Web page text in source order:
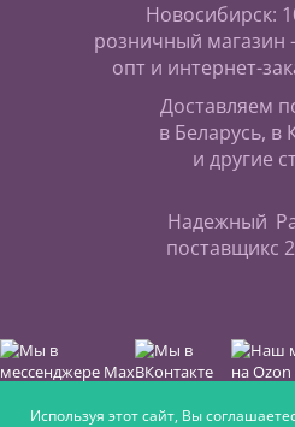
Новосибирск:
розничный
опт и интернет-
Доставляем
в Беларусь, в
и другие
Надежный
поставщикс
Используя этот сайт, Вы